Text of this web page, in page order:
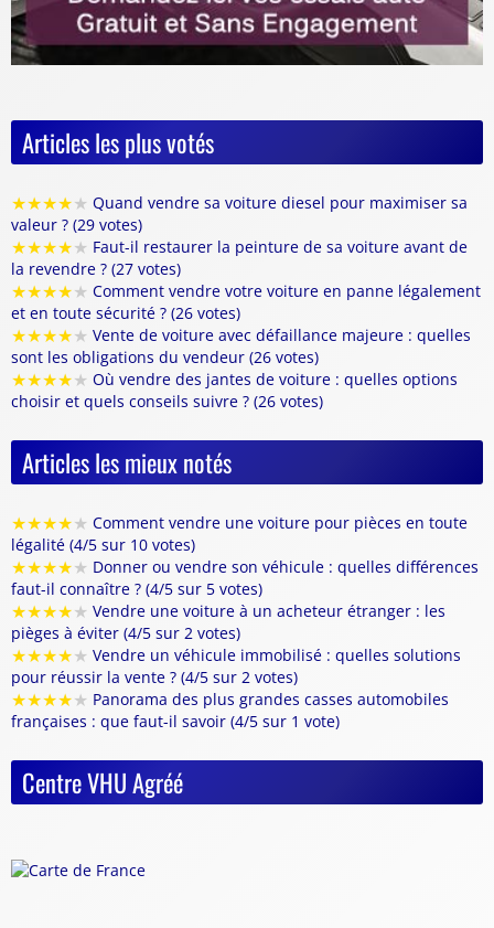
Articles les plus votés
★★★★★ Quand vendre sa voiture diesel pour maximiser sa
valeur ? (29 votes)
★★★★★ Faut-il restaurer la peinture de sa voiture avant de
la revendre ? (27 votes)
★★★★★ Comment vendre votre voiture en panne légalement
et en toute sécurité ? (26 votes)
★★★★★ Vente de voiture avec défaillance majeure : quelles
sont les obligations du vendeur (26 votes)
★★★★★ Où vendre des jantes de voiture : quelles options
choisir et quels conseils suivre ? (26 votes)
Articles les mieux notés
★★★★★ Comment vendre une voiture pour pièces en toute
légalité (4/5 sur 10 votes)
★★★★★ Donner ou vendre son véhicule : quelles différences
faut-il connaître ? (4/5 sur 5 votes)
★★★★★ Vendre une voiture à un acheteur étranger : les
pièges à éviter (4/5 sur 2 votes)
★★★★★ Vendre un véhicule immobilisé : quelles solutions
pour réussir la vente ? (4/5 sur 2 votes)
★★★★★ Panorama des plus grandes casses automobiles
françaises : que faut-il savoir (4/5 sur 1 vote)
Centre VHU Agréé